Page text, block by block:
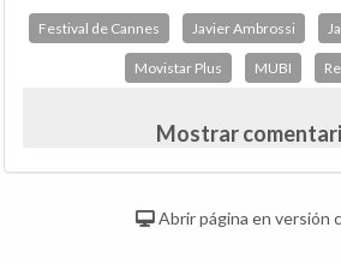
Festival de Cannes Javier Ambrossi
Movistar Plus MUBI
Mostrar
Abrir página en versión